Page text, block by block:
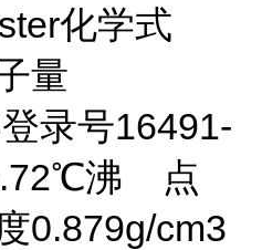
化学式
量
录号16491-
沸 点
cm3